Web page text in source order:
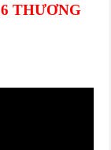
THƯƠNG